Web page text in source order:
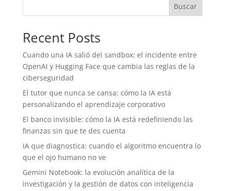
Buscar
Recent Posts
Cuando una IA salió del sandbox: el incidente entre
OpenAI y Hugging Face que cambia las reglas de la
ciberseguridad
El tutor que nunca se cansa: cómo la IA está
personalizando el aprendizaje corporativo
El banco invisible: cómo la IA está redefiniendo las
finanzas sin que te des cuenta
IA que diagnostica: cuando el algoritmo encuentra lo
que el ojo humano no ve
Gemini Notebook: la evolución analítica de la
investigación y la gestión de datos con inteligencia